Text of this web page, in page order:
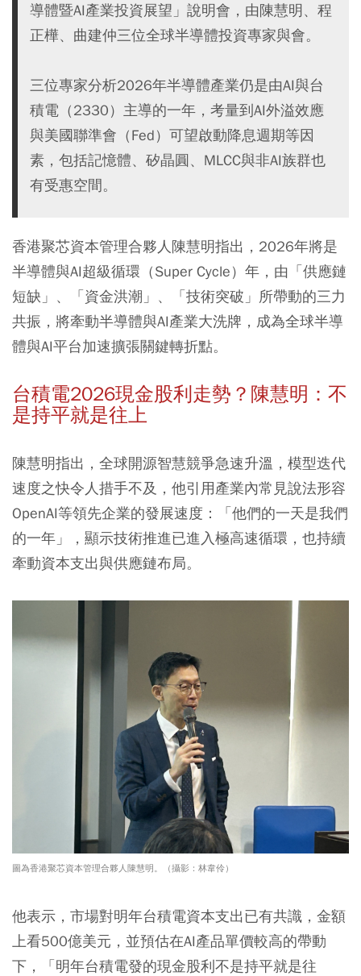
導體暨AI產業投資展望」說明會，由陳慧明、程
正樺、曲建仲三位全球半導體投資專家與會。
三位專家分析2026年半導體產業仍是由AI與台
積電（2330）主導的一年，考量到AI外溢效應
與美國聯準會（Fed）可望啟動降息週期等因
素，包括記憶體、矽晶圓、MLCC與非AI族群也
有受惠空間。
香港聚芯資本管理合夥人陳慧明指出，2026年將是
半導體與AI超級循環（Super Cycle）年，由「供應鏈
短缺」、「資金洪潮」、「技術突破」所帶動的三力
共振，將牽動半導體與AI產業大洗牌，成為全球半導
體與AI平台加速擴張關鍵轉折點。
台積電2026現金股利走勢？陳慧明：不
是持平就是往上
陳慧明指出，全球開源智慧競爭急速升溫，模型迭代
速度之快令人措手不及，他引用產業內常見說法形容
OpenAI等領先企業的發展速度：「他們的一天是我們
的一年」，顯示技術推進已進入極高速循環，也持續
牽動資本支出與供應鏈布局。
圖為香港聚芯資本管理合夥人陳慧明。（攝影：林韋伶）
他表示，市場對明年台積電資本支出已有共識，金額
上看500億美元，並預估在AI產品單價較高的帶動
下，「明年台積電發的現金股利不是持平就是往